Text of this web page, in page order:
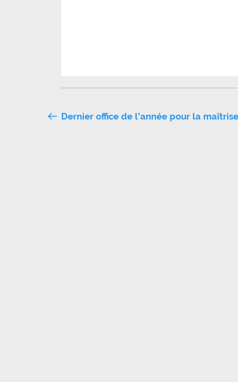
Navigation
Dernier office de l’année pour la maîtrise